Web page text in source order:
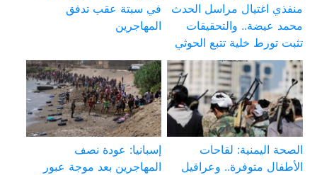
منفذي اغتيال مراسل الحدث
محمد عيضة.. والتحقيقات
تثبت تورط خلية تتبع الحوثي
في سبتة عقب تدفق
المهاجرين
الصحة اليمنية: لقاحات
الأطفال متوفرة.. وعراقيل
إسبانيا: عودة نصف
المهاجرين بعد موجة عبور